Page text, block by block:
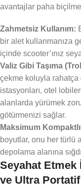
avantajlar paha
Zahmetsiz Kullanım:
bir alet kullanmanıza
içinde scooter’ınız
Valiz Gibi Taşıma
çekme koluyla rahatça
istasyonları, otel
alanlarda yürümek
götürmenizi sağlar.
Maksimum
boyutlar, onu her türlü
depolama alanına
Seyahat Etmek
ve Ultra Portatif